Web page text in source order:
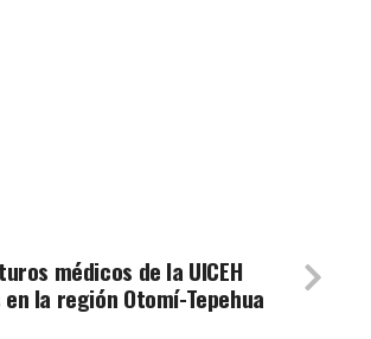
médicos de la UICEH
la región Otomí-Tepehua